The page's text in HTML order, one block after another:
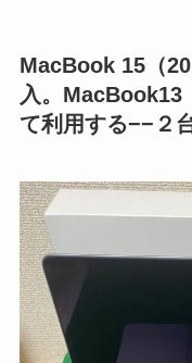
MacBook 15（
入。MacBook13
て利用する−−２